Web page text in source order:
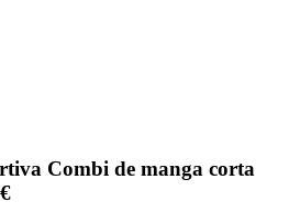
Combi de manga corta